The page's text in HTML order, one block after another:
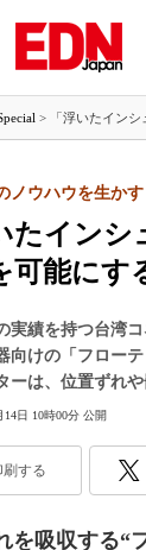
モ
カーボンニュートラル
つながるクルマ
エレクトロニクス入門
5G（EE Times Japan）
製品解剖（EE Times
マイクロプ
用講座
たった2つ
バーターの
DC-DCコン
Wired,
マイコン講
Q&Aで学
記録計／
> 「浮いたイン
たイン
可能にす
ノウハウを生かす
実績を持つ台湾
向けの「フロー
ーは、位置ずれ
14日 10時00分 公開
刷する
を吸収する“